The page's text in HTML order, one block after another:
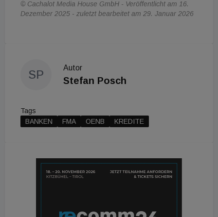
© Cachalot Media House GmbH - Veröffentlicht am 16.
Dezember 2025 - zuletzt bearbeitet am 29. Januar 2026
SP
Autor
Stefan Posch
Tags
BANKEN
FMA OENB KREDITE